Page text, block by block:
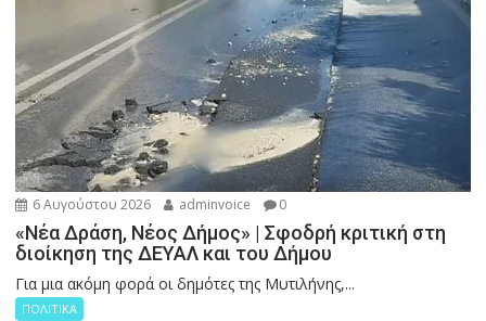
6 Αυγούστου 2026 adminvoice 0
«Νέα Δράση, Νέος Δήμος» | Σφοδρή κριτική στη
διοίκηση της ΔΕΥΑΛ και του Δήμου
Για μια ακόμη φορά οι δημότες της Μυτιλήνης,...
ΠΟΛΙΤΙΚΑ